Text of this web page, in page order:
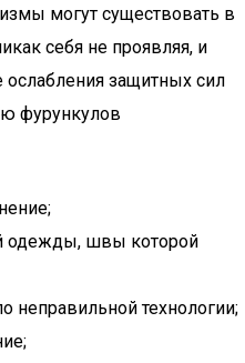
могут существовать в
себя не проявляя, и
ослабления защитных сил
фурункулов
одежды, швы которой
неправильной технологии;